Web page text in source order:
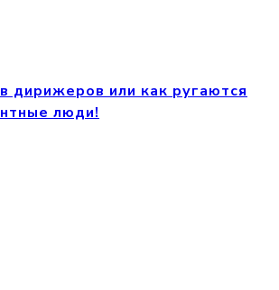
дирижеров или как ругаются
люди!